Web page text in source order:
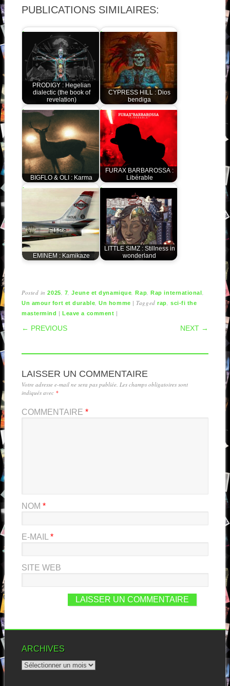
PUBLICATIONS SIMILAIRES:
PRODIGY : Hegelian
dialectic (the book of
revelation)
CYPRESS HILL : Dios
bendiga
BIGFLO & OLI : Karma
FURAX BARBAROSSA :
Libérable
EMINEM : Kamikaze
LITTLE SIMZ : Stillness in
wonderland
Posted in2025, 7,Jeune et dynamique,Rap,Rap international,
Un amour fort et durable,Un homme |Taggedrap, sci-fi the
mastermind |Leave a comment |
POST NAVIGATION
← PREVIOUS NEXT →
LAISSER UN COMMENTAIRE
Votre adresse e-mail ne sera pas publiée. Les champs obligatoires sont
indiqués avec *
COMMENTAIRE *
NOM *
E-MAIL *
SITE WEB
ARCHIVES